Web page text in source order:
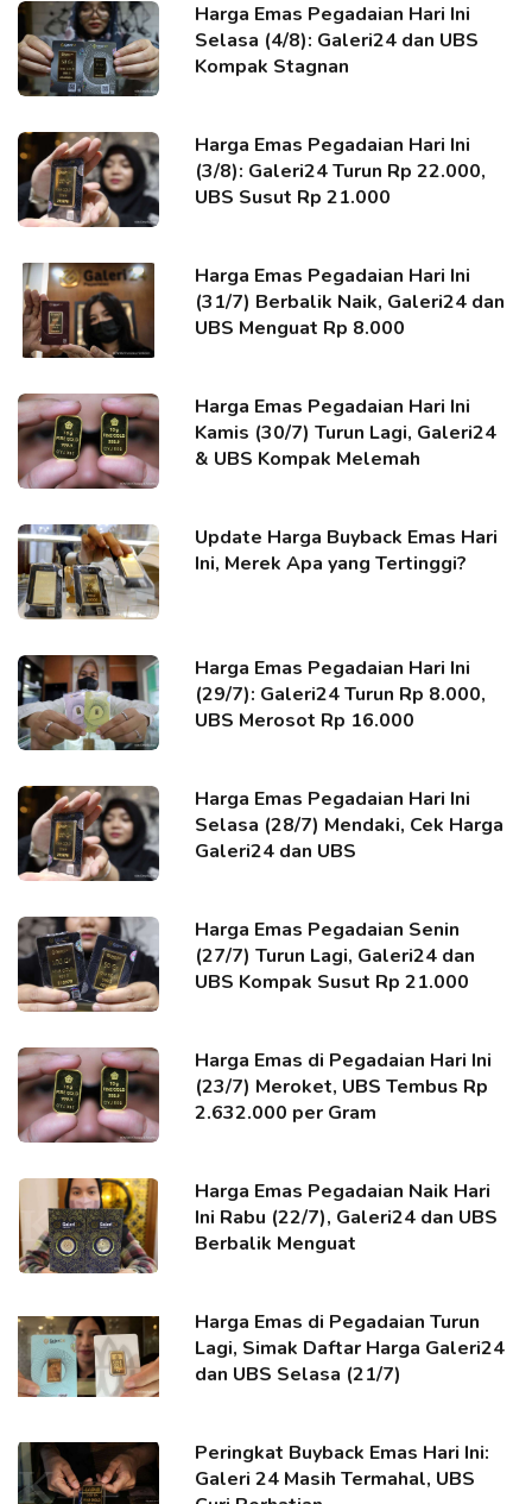
Harga Emas Pegadaian Hari Ini
Selasa (4/8): Galeri24 dan UBS
Kompak Stagnan
Harga Emas Pegadaian Hari Ini
(3/8): Galeri24 Turun Rp 22.000,
UBS Susut Rp 21.000
Harga Emas Pegadaian Hari Ini
(31/7) Berbalik Naik, Galeri24 dan
UBS Menguat Rp 8.000
Harga Emas Pegadaian Hari Ini
Kamis (30/7) Turun Lagi, Galeri24
& UBS Kompak Melemah
Update Harga Buyback Emas Hari
Ini, Merek Apa yang Tertinggi?
Harga Emas Pegadaian Hari Ini
(29/7): Galeri24 Turun Rp 8.000,
UBS Merosot Rp 16.000
Harga Emas Pegadaian Hari Ini
Selasa (28/7) Mendaki, Cek Harga
Galeri24 dan UBS
Harga Emas Pegadaian Senin
(27/7) Turun Lagi, Galeri24 dan
UBS Kompak Susut Rp 21.000
Harga Emas di Pegadaian Hari Ini
(23/7) Meroket, UBS Tembus Rp
2.632.000 per Gram
Harga Emas Pegadaian Naik Hari
Ini Rabu (22/7), Galeri24 dan UBS
Berbalik Menguat
Harga Emas di Pegadaian Turun
Lagi, Simak Daftar Harga Galeri24
dan UBS Selasa (21/7)
Peringkat Buyback Emas Hari Ini:
Galeri 24 Masih Termahal, UBS